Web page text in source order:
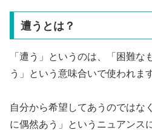
遭うとは？
「遭う」というのは、「困難
う」という意味合いで使われます
自分から希望してあうのではな
に偶然あう」というニュアンス